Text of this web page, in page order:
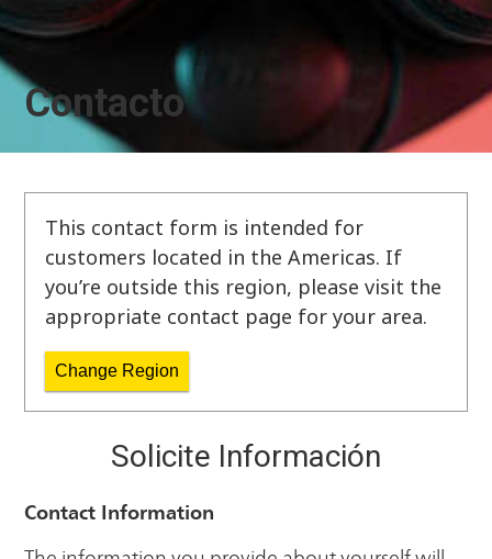
Contacto
This contact form is intended for
customers located in the Americas. If
you’re outside this region, please visit the
appropriate contact page for your area.
Change Region
Solicite Información